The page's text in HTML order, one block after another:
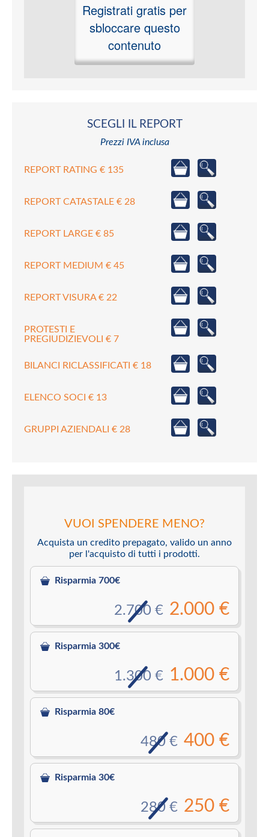
Registrati gratis per
sbloccare questo
contenuto
SCEGLI IL REPORT
Prezzi IVA inclusa
REPORT RATING € 135
REPORT CATASTALE € 28
REPORT LARGE € 85
REPORT MEDIUM € 45
REPORT VISURA € 22
PROTESTI E
PREGIUDIZIEVOLI € 7
BILANCI RICLASSIFICATI € 18
ELENCO SOCI € 13
GRUPPI AZIENDALI € 28
VUOI SPENDERE MENO?
Acquista un credito prepagato, valido un anno
per l'acquisto di tutti i prodotti.
Risparmia 700€
2.000 €
2.700 €
Risparmia 300€
1.000 €
1.300 €
Risparmia 80€
400 €
480 €
Risparmia 30€
250 €
280 €